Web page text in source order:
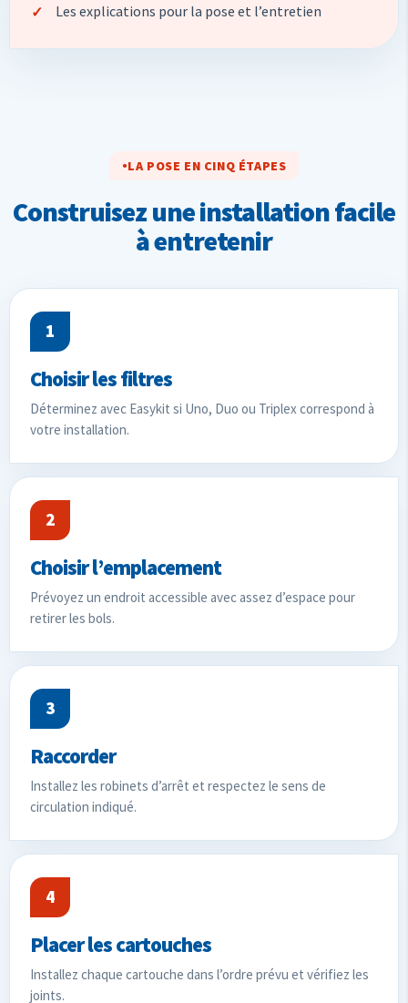
Les explications pour la pose et l’entretien
LA POSE EN CINQ ÉTAPES
Construisez une installation facile
à entretenir
1
Choisir les filtres
Déterminez avec Easykit si Uno, Duo ou Triplex correspond à
votre installation.
2
Choisir l’emplacement
Prévoyez un endroit accessible avec assez d’espace pour
retirer les bols.
3
Raccorder
Installez les robinets d’arrêt et respectez le sens de
circulation indiqué.
4
Placer les cartouches
Installez chaque cartouche dans l’ordre prévu et vérifiez les
joints.